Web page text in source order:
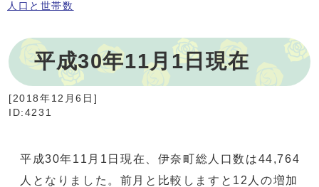
人口と世帯数
平成30年11月1日現在
[2018年12月6日 ]
ID:4231
平成30年11月1日現在、伊奈町総人口数は44,764
人となりました。前月と比較しますと12人の増加